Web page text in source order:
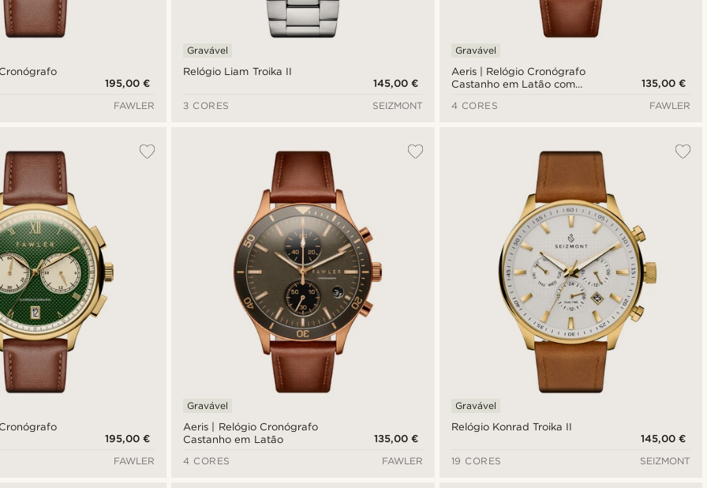
195,00 €
FAWLER
Relógio Liam Troika II
Gravável
145,00 €
3 CORES
SEIZMONT
Aeris | Relógio Cronógrafo
Castanho em Latão com
Gravável
135,00 €
4 CORES
FAWLER
195,00 €
FAWLER
Aeris | Relógio Cronógrafo
Castanho em Latão
Gravável
135,00 €
4 CORES
FAWLER
Relógio Konrad Troika II
Gravável
145,00 €
19 CORES
SEIZMONT